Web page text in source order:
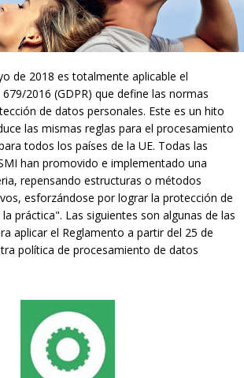
de 2018 es totalmente aplicable el
2016 (GDPR) que define las normas
de datos personales. Este es un hito
las mismas reglas para el procesamiento
todos los países de la UE. Todas las
han promovido e implementado una
repensando estructuras o métodos
esforzándose por lograr la protección de
práctica". Las siguientes son algunas de las
aplicar el Reglamento a partir del 25 de
política de procesamiento de datos